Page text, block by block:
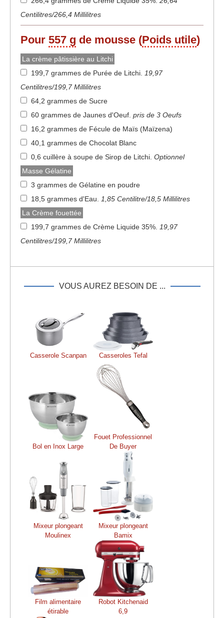
Centilitres/266,4 Millilitres
Pour 557 g de mousse (Poids utile)
La crème pâtissière au Litchi
199,7 grammes de Purée de Litchi. 19,97
Centilitres/199,7 Millilitres
64,2 grammes de Sucre
60 grammes de Jaunes d'Oeuf. pris de 3 Oeufs
16,2 grammes de Fécule de Maïs (Maïzena)
40,1 grammes de Chocolat Blanc
0,6 cuillère à soupe de Sirop de Litchi. Optionnel
Masse Gélatine
3 grammes de Gélatine en poudre
18,5 grammes d'Eau. 1,85 Centilitre/18,5 Millilitres
La Crème fouettée
199,7 grammes de Crème Liquide 35%. 19,97
Centilitres/199,7 Millilitres
VOUS AUREZ BESOIN DE ...
Casserole Scanpan Casseroles Tefal
Bol en Inox Large
Fouet Professionnel
De Buyer
Mixeur plongeant
Moulinex
Mixeur plongeant
Bamix
Film alimentaire
étirable
Robot Kitchenaid
6,9